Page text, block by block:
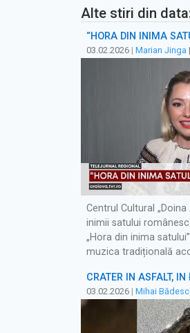
Alte stiri din
“HORA DIN INIMA
03.02.2026 | Marian Jinga
Centrul Cultural
inimii satului
„Hora din inima
muzica tradițională
CRATER ÎN ASFALT, ÎN
03.02.2026 | Mihai